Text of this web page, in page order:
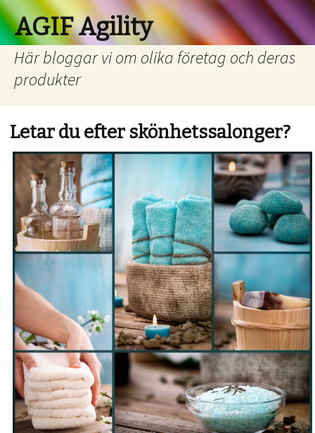
AGIF Agility
Här bloggar vi om olika företag och deras
produkter
Letar du efter skönhetssalonger?